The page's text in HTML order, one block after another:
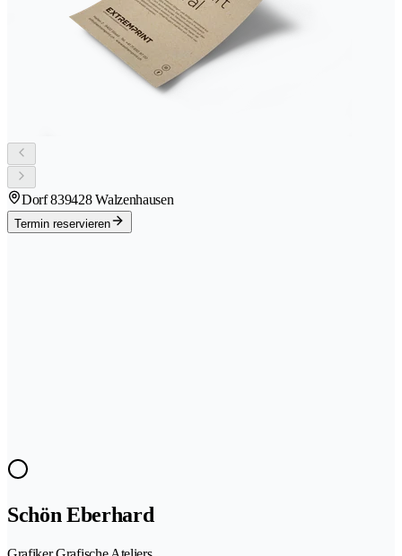
Dorf 839428 Walzenhausen
Termin reservieren
Schön Eberhard